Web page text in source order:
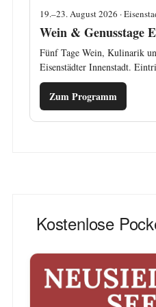
19.–23. August 2026 ·
Wein & Genusstage
Fünf Tage Wein, Kulinarik
Eisenstädter Innenstadt.
Zum Programm
Kostenlose